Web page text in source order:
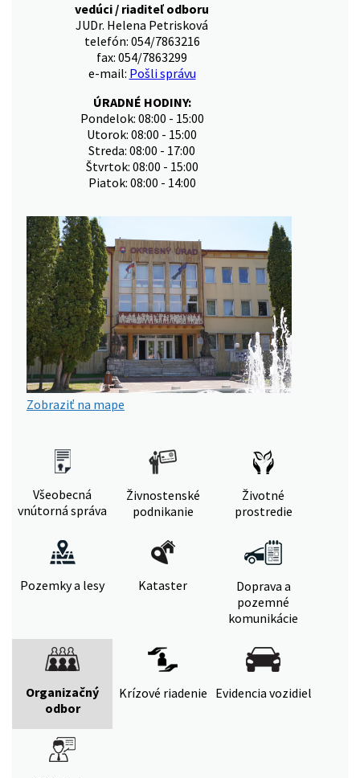
vedúci / riaditeľ odboru
JUDr. Helena Petrisková
telefón: 054/7863216
fax: 054/7863299
e-mail: Pošli správu
ÚRADNÉ HODINY:
Pondelok: 08:00 - 15:00
Utorok: 08:00 - 15:00
Streda: 08:00 - 17:00
Štvrtok: 08:00 - 15:00
Piatok: 08:00 - 14:00
Zobraziť na mape
Všeobecná
vnútorná správa
Živnostenské
podnikanie
Životné
prostredie
Pozemky a lesy Kataster
Doprava a
pozemné
komunikácie
Organizačný
odbor
Krízové riadenie Evidencia vozidiel